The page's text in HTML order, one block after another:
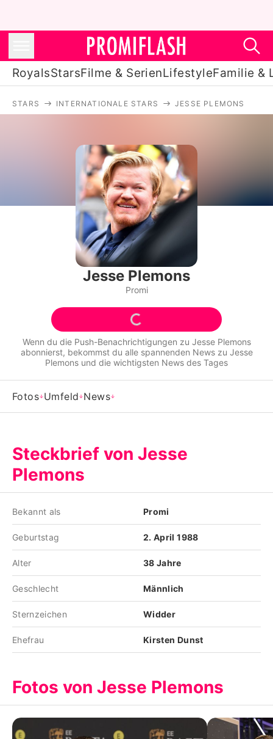
RoyalsStarsFilme & SerienLifestyleFamilie &
Filme & Serien
Lifestyle
Familie & Liebe
Promiflash Exklusiv
Alle Themen auf Promiflash
Jobs
App runterladen
Team
Impressum
Nutzungsbedingungen
Utiq verwalten
STARS INTERNATIONALE STARS JESSE PLEMONS
Jesse Plemons
Promi
Wenn du die Push-Benachrichtigungen zu Jesse Plemons
abonnierst, bekommst du alle spannenden News zu Jesse
Plemons und die wichtigsten News des Tages
Fotos Umfeld News
Steckbrief von Jesse
Plemons
Bekannt als Promi
Geburtstag 2. April 1988
Alter 38 Jahre
Geschlecht Männlich
Sternzeichen Widder
Ehefrau Kirsten Dunst
Fotos von Jesse Plemons